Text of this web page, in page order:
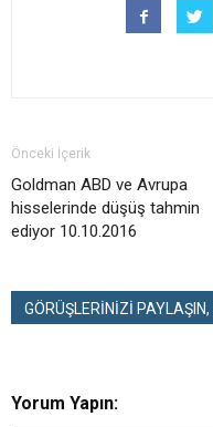
Önceki İçerik
Goldman ABD ve Avrupa
hisselerinde düşüş tahmin
ediyor 10.10.2016
GÖRÜŞLERİNİZİ
Yorum Yapın: